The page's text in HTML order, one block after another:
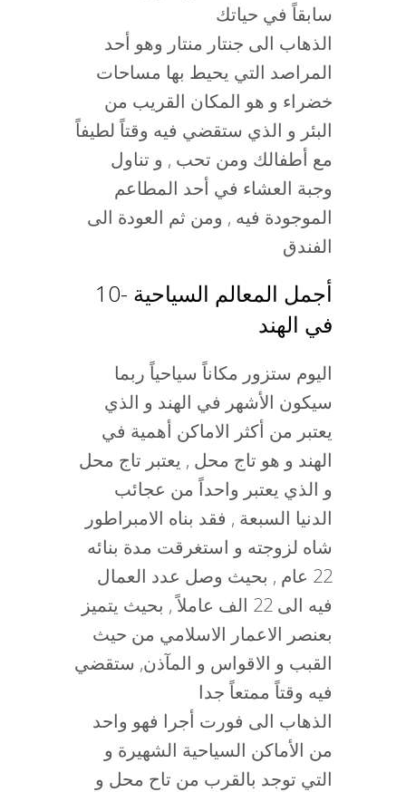
سابقاً في حياتك
الذهاب الى جنتار منتار وهو أحد
المراصد التي يحيط بها مساحات
خضراء و هو المكان القريب من
البئر و الذي ستقضي فيه وقتاً لطيفاً
مع أطفالك ومن تحب , و تناول
وجبة العشاء في أحد المطاعم
الموجودة فيه , ومن ثم العودة الى
الفندق
10- أجمل المعالم السياحية
في الهند
اليوم ستزور مكاناً سياحياً ربما
سيكون الأشهر في الهند و الذي
يعتبر من أكثر الاماكن أهمية في
الهند و هو تاج محل , يعتبر تاج محل
و الذي يعتبر واحداً من عجائب
الدنيا السبعة , فقد بناه الامبراطور
شاه لزوجته و استغرقت مدة بنائه
22 عام , بحيث وصل عدد العمال
فيه الى 22 الف عاملاً , بحيث يتميز
بعنصر الاعمار الاسلامي من حيث
القبب و الاقواس و المآذن, ستقضي
فيه وقتاً ممتعاً جدا
الذهاب الى فورت أجرا فهو واحد
من الأماكن السياحية الشهيرة و
التي توجد بالقرب من تاح محل و